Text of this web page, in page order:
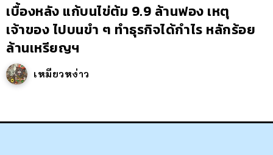
เบื้องหลัง แก้บนไข่ต้ม 9.9 ล้านฟอง เหตุ
เจ้าของ ไปบนขำ ๆ ทำธุรกิจได้กำไร หลักร้อย
ล้านเหรียญฯ
เหมียวหง่าว